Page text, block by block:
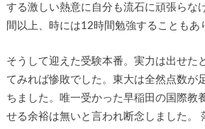
する激しい熱意に自分も流石に頑張らな
間以上、時には12時間勉強することもあ
そうして迎えた受験本番。実力は出せた
てみれば惨敗でした。東大は全然点数が
ちました。唯一受かった早稲田の国際教
せる余裕は無いと言われ断念しました。